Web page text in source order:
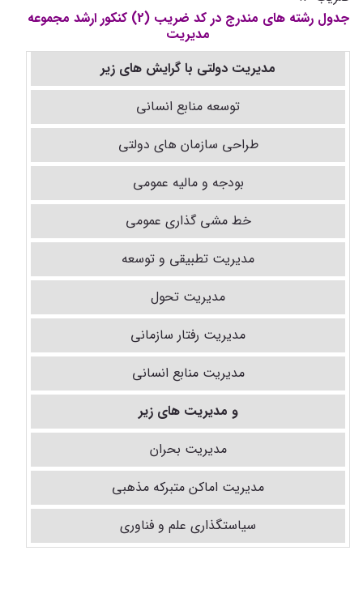
جدول رشته های مندرج در کد ضریب (2) کنکور ارشد مجموعه
مدیریت
مدیریت دولتی با گرایش های زیر
توسعه منابع انسانی
طراحی سازمان های دولتی
بودجه و مالیه عمومی
خط مشی گذاری عمومی
مدیریت تطبیقی و توسعه
مدیریت تحول
مدیریت رفتار سازمانی
مدیریت منابع انسانی
و مدیریت های زیر
مدیریت بحران
مدیریت اماکن متبرکه مذهبی
سیاستگذاری علم و فناوری